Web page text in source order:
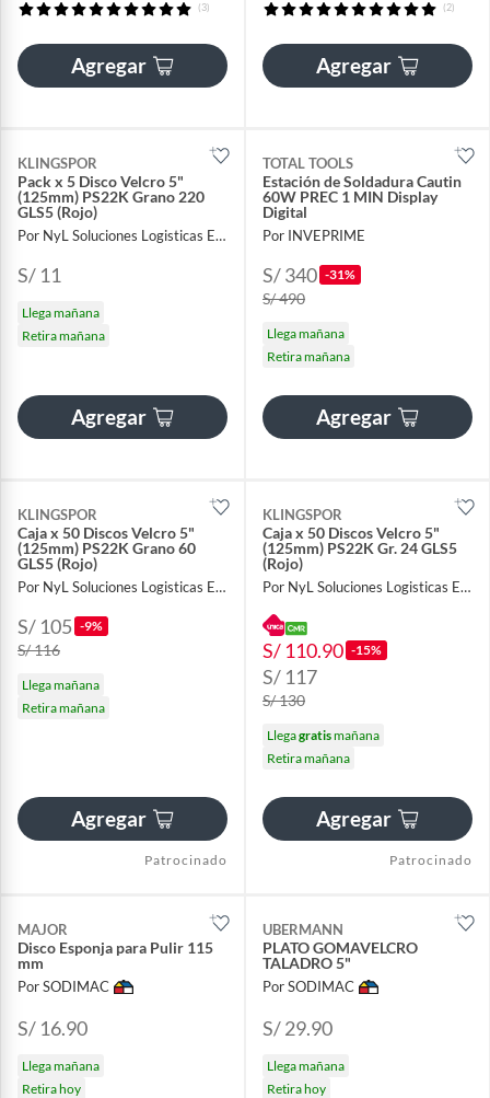
(3)
Agregar
(2)
Agregar
KLINGSPOR
Pack x 5 Disco Velcro 5"
(125mm) PS22K Grano 220
GLS5 (Rojo)
Por NyL Soluciones Logisticas EIRL
S/ 11
Llega mañana
Retira mañana
Agregar
TOTAL TOOLS
Estación de Soldadura Cautin
60W PREC 1 MIN Display
Digital
Por INVEPRIME
S/ 340 -31%
S/ 490
Llega mañana
Retira mañana
Agregar
KLINGSPOR
Caja x 50 Discos Velcro 5"
(125mm) PS22K Grano 60
GLS5 (Rojo)
Por NyL Soluciones Logisticas EIRL
S/ 105 -9%
S/ 116
Llega mañana
Retira mañana
Agregar
Patrocinado
KLINGSPOR
Caja x 50 Discos Velcro 5"
(125mm) PS22K Gr. 24 GLS5
(Rojo)
Por NyL Soluciones Logisticas EIRL
S/ 110.90 -15%
S/ 117
S/ 130
Llegagratismañana
Retira mañana
Agregar
Patrocinado
MAJOR
Disco Esponja para Pulir 115
mm
Por SODIMAC
S/ 16.90
Llega mañana
Retira hoy
UBERMANN
PLATO GOMAVELCRO
TALADRO 5"
Por SODIMAC
S/ 29.90
Llega mañana
Retira hoy